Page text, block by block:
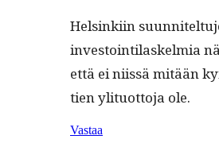
Helsinki­in
investoin­ti­laskelmia
että ei niis­sä mitään
tien yli­tuot­to­ja ole.
Vastaa